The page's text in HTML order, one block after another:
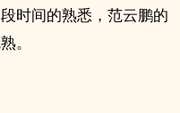
时间的熟悉，范云鹏的
。